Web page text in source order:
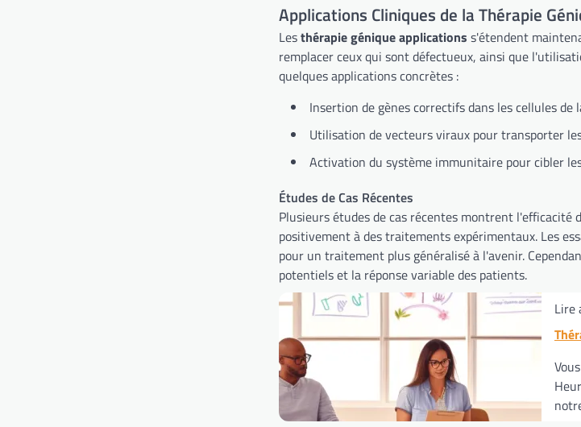
Applications Cliniques de la Thérapie
Lesthérapie génique applications s'étendent
remplacer ceux qui sont défectueux, ainsi que
quelques applications concrètes :
Insertion de gènes correctifs dans les cellules de
Utilisation de vecteurs viraux pour transporter
Activation du système immunitaire pour cibler
Études de Cas Récentes
Plusieurs études de cas récentes montrent l'efficacité
positivement à des traitements expérimentaux. Les
pour un traitement plus généralisé à l'avenir.
potentiels et la réponse variable des patients.
Lire